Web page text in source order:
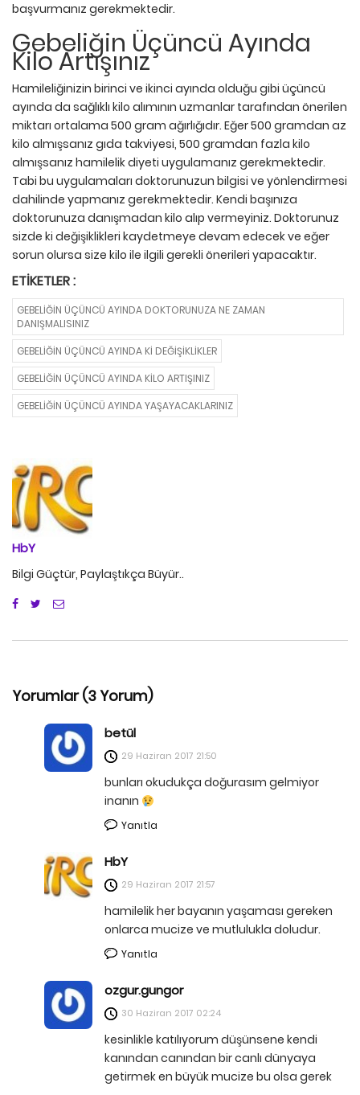
başvurmanız gerekmektedir.
Gebeliğin Üçüncü Ayında
Kilo Artışınız
Hamileliğinizin birinci ve ikinci ayında olduğu gibi üçüncü
ayında da sağlıklı kilo alımının uzmanlar tarafından önerilen
miktarı ortalama 500 gram ağırlığıdır. Eğer 500 gramdan az
kilo almışsanız gıda takviyesi, 500 gramdan fazla kilo
almışsanız hamilelik diyeti uygulamanız gerekmektedir.
Tabi bu uygulamaları doktorunuzun bilgisi ve yönlendirmesi
dahilinde yapmanız gerekmektedir. Kendi başınıza
doktorunuza danışmadan kilo alıp vermeyiniz. Doktorunuz
sizde ki değişiklikleri kaydetmeye devam edecek ve eğer
sorun olursa size kilo ile ilgili gerekli önerileri yapacaktır.
ETIKETLER :
GEBELIĞIN ÜÇÜNCÜ AYINDA DOKTORUNUZA NE ZAMAN
DANIŞMALISINIZ
GEBELIĞIN ÜÇÜNCÜ AYINDA KI DEĞIŞIKLIKLER
GEBELIĞIN ÜÇÜNCÜ AYINDA KILO ARTIŞINIZ
GEBELIĞIN ÜÇÜNCÜ AYINDA YAŞAYACAKLARINIZ
HbY
Bilgi Güçtür, Paylaştıkça Büyür..
Yorumlar (3 Yorum)
betül
29 Haziran 2017 21:50
bunları okudukça doğurasım gelmiyor
inanın
Yanıtla
HbY
29 Haziran 2017 21:57
hamilelik her bayanın yaşaması gereken
onlarca mucize ve mutlulukla doludur.
Yanıtla
ozgur.gungor
30 Haziran 2017 02:24
kesinlikle katılıyorum düşünsene kendi
kanından canından bir canlı dünyaya
getirmek en büyük mucize bu olsa gerek